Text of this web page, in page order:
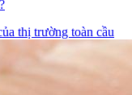
thị trường toàn cầu